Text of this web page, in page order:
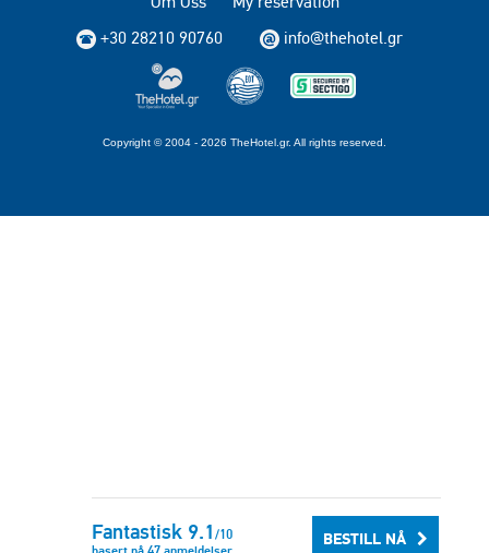
BESTILL NÅ
Fantastisk 9.1 /10
+30 28210 90760
info@thehotel.gr
Copyright © 2004 - 2026 TheHotel.gr. All rights reserved.